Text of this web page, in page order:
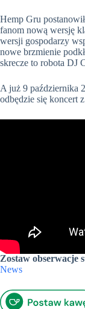
Hemp Gru
fanom nową wersję
wersji gospodarzy
nowe brzmienie
skrecze to robota DJ
A już 9 października
odbędzie się koncert
Zostaw obserwacje
News